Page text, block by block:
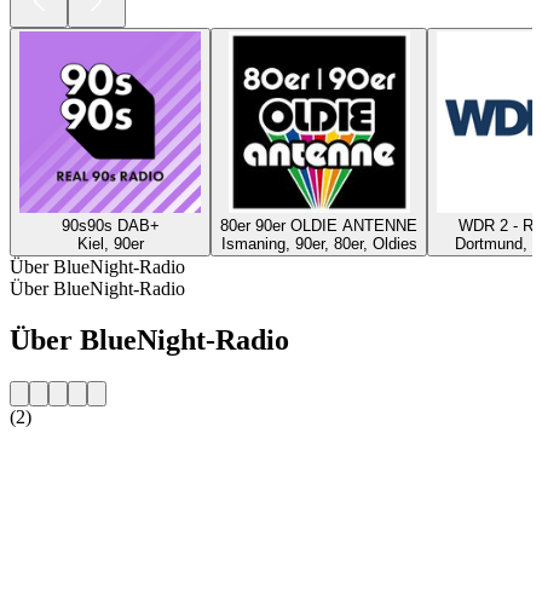
90s90s DAB+
Kiel, 90er
80er 90er OLDIE ANTENNE
Ismaning, 90er, 80er, Oldies
WDR 2 -
Dortmund,
Über BlueNight-Radio
Über BlueNight-Radio
Über BlueNight-Radio
(2)